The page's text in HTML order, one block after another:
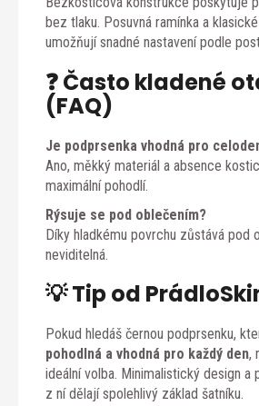
bez tlaku. Posuvná ramínka a
umožňují snadné nastavení podle
❓ Často kladené
(FAQ)
Je podprsenka vhodná pro
Ano, měkký materiál a absence
maximální pohodlí.
Rýsuje se pod oblečením?
Díky hladkému povrchu zůstává pod
neviditelná.
💡 Tip od
Pokud hledáš černou podprsenku,
pohodlná a vhodná pro každý den,
ideální volba. Minimalistický design a
z ní dělají spolehlivý základ šatníku.